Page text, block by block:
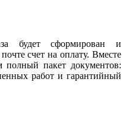
будет сформирован и
счет на оплату. Вместе
полный пакет документов:
работ и гарантийный